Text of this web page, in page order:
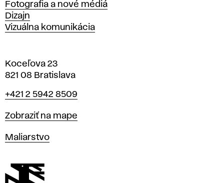
Fotografia a nové médiá
Dizajn
Vizuálna komunikácia
Koceľova 23
821 08 Bratislava
Telefón
+421 2 5942 8509
Mapa
Zobraziť na mape
Katedry
Maliarstvo